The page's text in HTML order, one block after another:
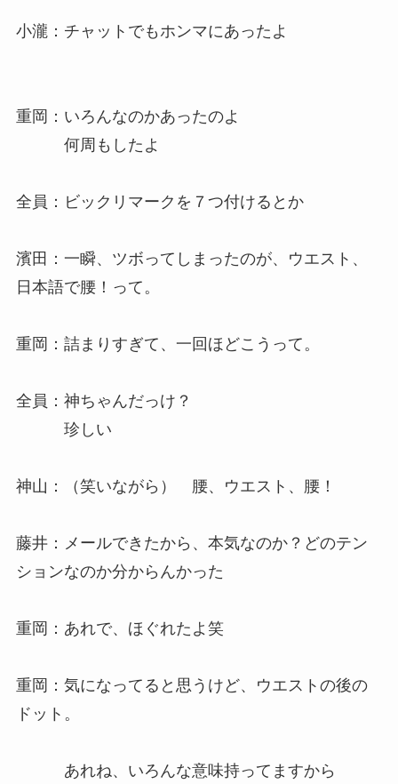
小瀧：チャットでもホンマにあったよ
重岡：いろんなのかあったのよ
何周もしたよ
全員：ビックリマークを７つ付けるとか
濱田：一瞬、ツボってしまったのが、ウエスト、
日本語で腰！って。
重岡：詰まりすぎて、一回ほどこうって。
全員：神ちゃんだっけ？
珍しい
神山：（笑いながら） 腰、ウエスト、腰！
藤井：メールできたから、本気なのか？どのテン
ションなのか分からんかった
重岡：あれで、ほぐれたよ笑
重岡：気になってると思うけど、ウエストの後の
ドット。
あれね、いろんな意味持ってますから